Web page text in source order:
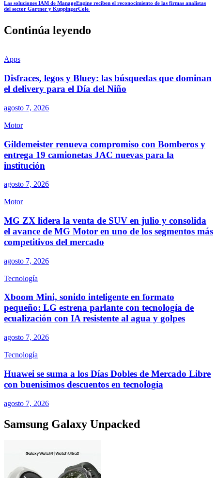
Las soluciones IAM de ManageEngine reciben el reconocimiento de las firmas analistas
del sector Gartner y KuppingerCole
Continúa leyendo
Apps
Disfraces, legos y Bluey: las búsquedas que dominan
el delivery para el Día del Niño
agosto 7, 2026
Motor
Gildemeister renueva compromiso con Bomberos y
entrega 19 camionetas JAC nuevas para la
institución
agosto 7, 2026
Motor
MG ZX lidera la venta de SUV en julio y consolida
el avance de MG Motor en uno de los segmentos más
competitivos del mercado
agosto 7, 2026
Tecnología
Xboom Mini, sonido inteligente en formato
pequeño: LG estrena parlante con tecnología de
ecualización con IA resistente al agua y golpes
agosto 7, 2026
Tecnología
Huawei se suma a los Días Dobles de Mercado Libre
con buenísimos descuentos en tecnología
agosto 7, 2026
Samsung Galaxy Unpacked